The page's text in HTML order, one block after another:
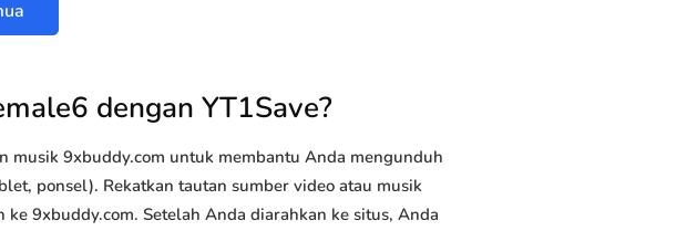
dengan YT1Save?
musik 9xbuddy.com untuk membantu Anda mengunduh
ponsel). Rekatkan tautan sumber video atau musik
9xbuddy.com. Setelah Anda diarahkan ke situs, Anda